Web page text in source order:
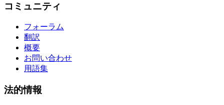
コミュニティ
フォーラム
翻訳
概要
お問い合わせ
用語集
法的情報